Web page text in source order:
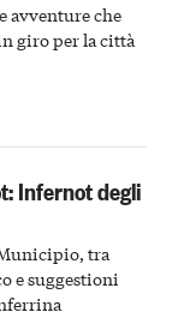
avventure che
giro per la città
Infernot degli
tra
e suggestioni